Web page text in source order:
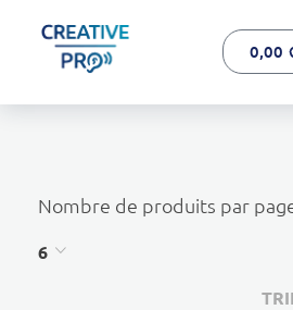
0,00
Nombre de produits par
6